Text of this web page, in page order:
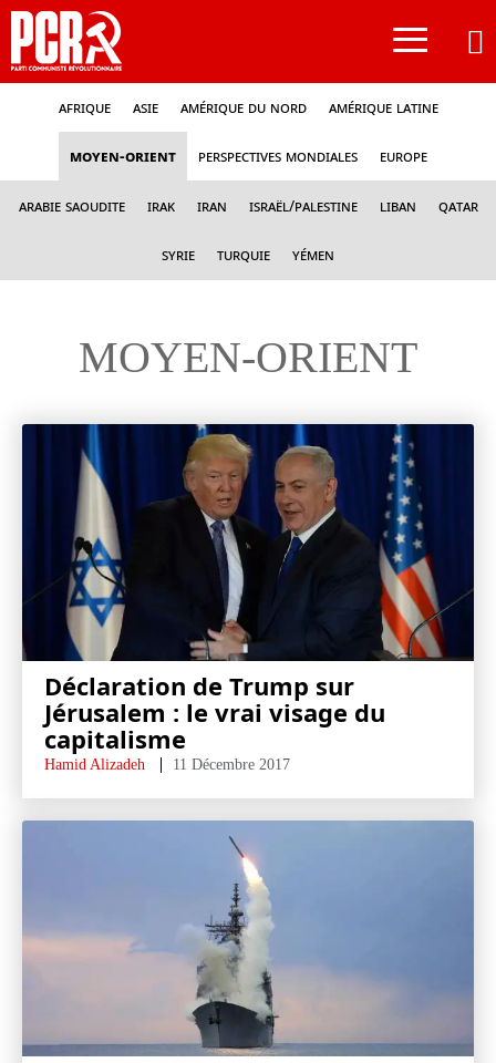
≡
Afrique Asie Amérique du nord Amérique latine
Moyen-Orient Perspectives mondiales Europe
Arabie Saoudite Irak Iran Israël/Palestine Liban Qatar
Syrie Turquie Yémen
MOYEN-ORIENT
Déclaration de Trump sur
Jérusalem : le vrai visage du
capitalisme
Hamid Alizadeh 11 Décembre 2017